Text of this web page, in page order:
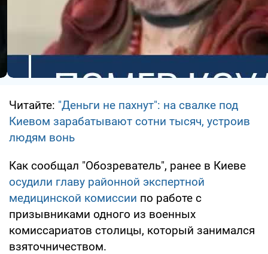
Читайте: "Деньги не пахнут": на свалке под
Киевом зарабатывают сотни тысяч, устроив
людям вонь
Как сообщал "Обозреватель", ранее в Киеве
осудили главу районной экспертной
медицинской комиссии по работе с
призывниками одного из военных
комиссариатов столицы, который занимался
взяточничеством.